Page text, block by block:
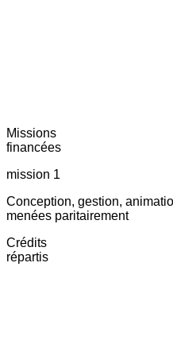
Missions
financées
mission 1
Conception, gestion,
menées paritairement
Crédits
répartis